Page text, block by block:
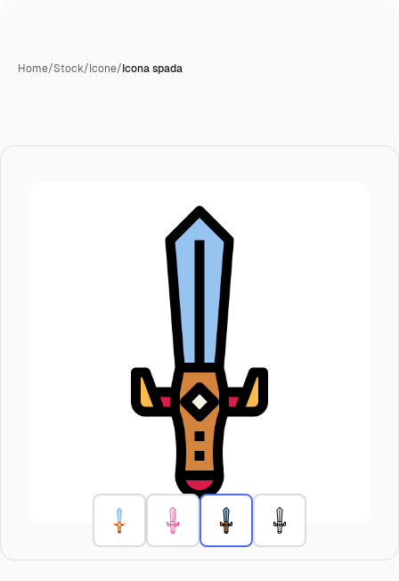
Home/Stock/Icone/Icona spada